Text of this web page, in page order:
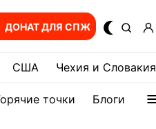
ДОНАТ ДЛЯ СПЖ
США Чехия и Словакия
точки Блоги